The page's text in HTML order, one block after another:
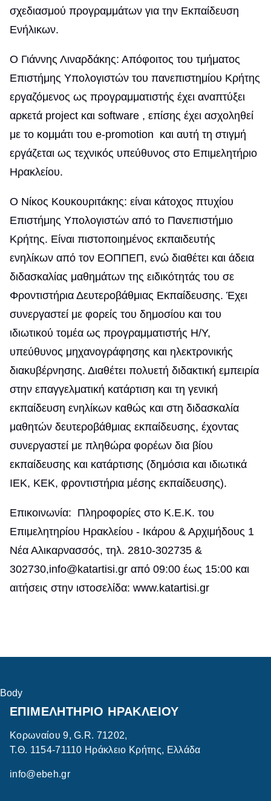
σχεδιασμού προγραμμάτων για την Εκπαίδευση
Ενήλικων.
Ο Γιάννης Λιναρδάκης: Απόφοιτος του τμήματος
Επιστήμης Υπολογιστών του πανεπιστημίου Κρήτης
εργαζόμενος ως προγραμματιστής έχει αναπτύξει
αρκετά project και software , επίσης έχει ασχοληθεί
με το κομμάτι του e-promotion και αυτή τη στιγμή
εργάζεται ως τεχνικός υπεύθυνος στο Επιμελητήριο
Ηρακλείου.
Ο Νίκος Κουκουριτάκης: είναι κάτοχος πτυχίου
Επιστήμης Υπολογιστών από το Πανεπιστήμιο
Κρήτης. Είναι πιστοποιημένος εκπαιδευτής
ενηλίκων από τον ΕΟΠΠΕΠ, ενώ διαθέτει και άδεια
διδασκαλίας μαθημάτων της ειδικότητάς του σε
Φροντιστήρια Δευτεροβάθμιας Εκπαίδευσης. Έχει
συνεργαστεί με φορείς του δημοσίου και του
ιδιωτικού τομέα ως προγραμματιστής Η/Υ,
υπεύθυνος μηχανογράφησης και ηλεκτρονικής
διακυβέρνησης. Διαθέτει πολυετή διδακτική εμπειρία
στην επαγγελματική κατάρτιση και τη γενική
εκπαίδευση ενηλίκων καθώς και στη διδασκαλία
μαθητών δευτεροβάθμιας εκπαίδευσης, έχοντας
συνεργαστεί με πληθώρα φορέων δια βίου
εκπαίδευσης και κατάρτισης (δημόσια και ιδιωτικά
ΙΕΚ, ΚΕΚ, φροντιστήρια μέσης εκπαίδευσης).
Επικοινωνία: Πληροφορίες στο Κ.Ε.Κ. του
Επιμελητηρίου Ηρακλείου - Ικάρου & Αρχιμήδους 1
Νέα Αλικαρνασσός, τηλ. 2810-302735 &
302730,info@katartisi.gr από 09:00 έως 15:00 και
αιτήσεις στην ιστοσελίδα: www.katartisi.gr
Body
ΕΠΙΜΕΛΗΤΗΡΙΟ ΗΡΑΚΛΕΙΟΥ
Κορωναίου 9, G.R. 71202,
Τ.Θ. 1154-71110 Ηράκλειο Κρήτης, Ελλάδα
info@ebeh.gr